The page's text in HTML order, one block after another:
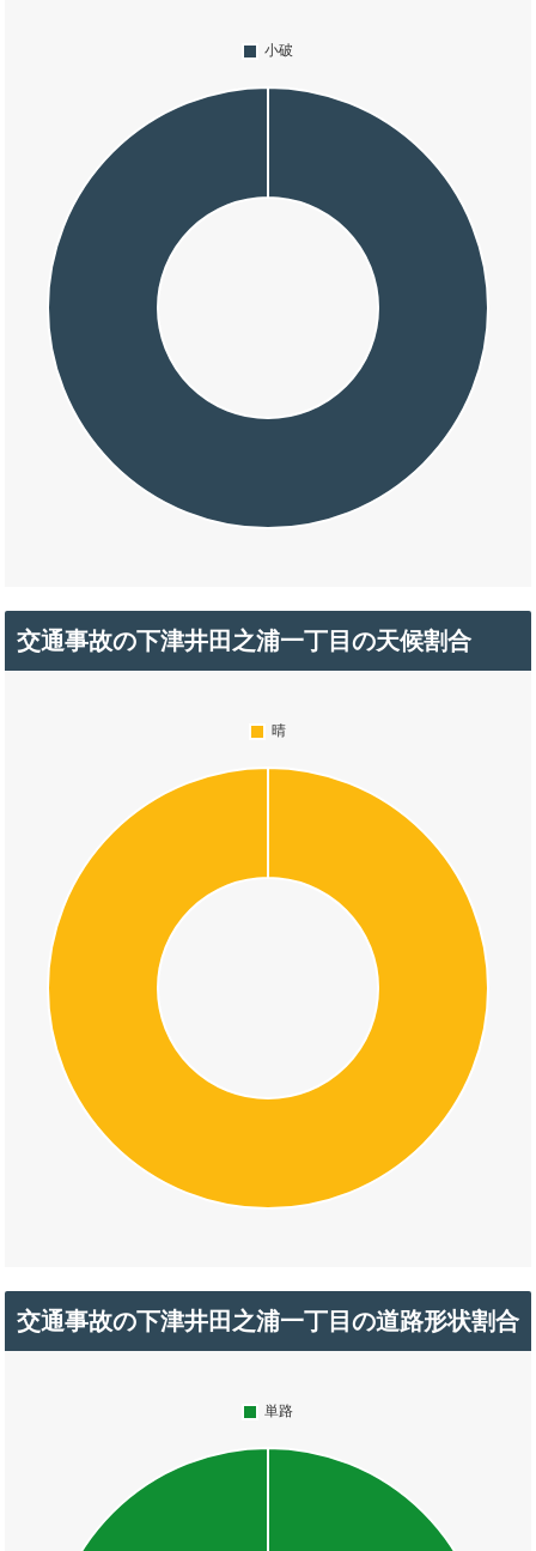
交通事故の下津井田之浦一丁目の天候割合
交通事故の下津井田之浦一丁目の道路形状割合